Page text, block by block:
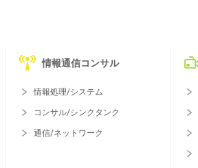
情報通信コンサル
情報処理/システム
コンサル/シンクタンク
通信/ネットワーク